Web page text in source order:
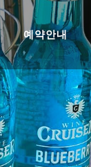
예약안내